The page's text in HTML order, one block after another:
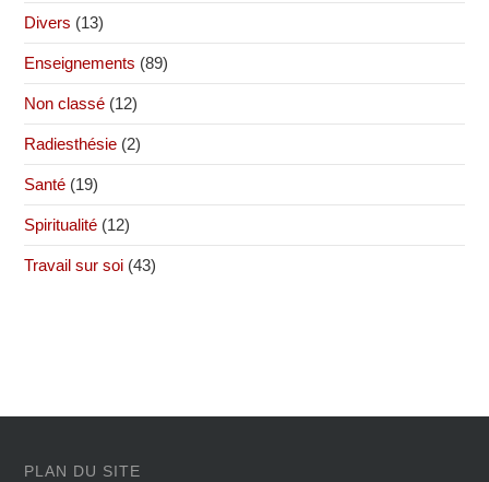
Divers (13)
Enseignements (89)
Non classé (12)
Radiesthésie (2)
Santé (19)
Spiritualité (12)
Travail sur soi (43)
PLAN DU SITE